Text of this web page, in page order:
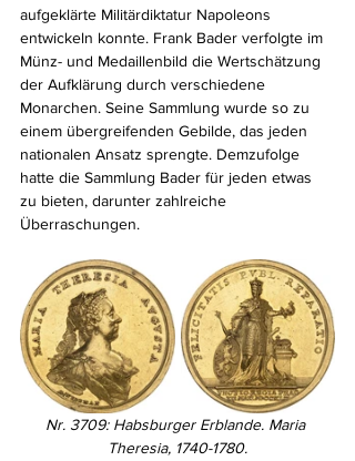
aufgeklärte Militärdiktatur Napoleons
entwickeln konnte. Frank Bader verfolgte im
Münz- und Medaillenbild die Wertschätzung
der Aufklärung durch verschiedene
Monarchen. Seine Sammlung wurde so zu
einem übergreifenden Gebilde, das jeden
nationalen Ansatz sprengte. Demzufolge
hatte die Sammlung Bader für jeden etwas
zu bieten, darunter zahlreiche
Überraschungen.
Nr. 3709: Habsburger Erblande. Maria
Theresia, 1740-1780.